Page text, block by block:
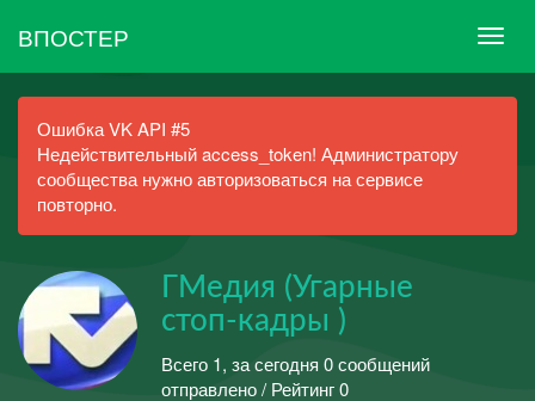
ВПОСТЕР
Ошибка VK API #5
Недействительный access_token! Администратору
сообщества нужно авторизоваться на сервисе
повторно.
ГМедия (Угарные
стоп-кадры )
Всего 1, за сегодня 0 сообщений
отправлено / Рейтинг 0